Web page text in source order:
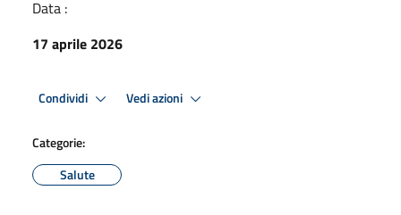
Data :
17 aprile 2026
Condividi Vedi azioni
Categorie:
Salute